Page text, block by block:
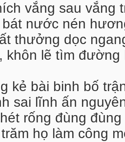
vắng sau vắng
bát nước nén
thưởng dọc
khôn lẽ tìm đường
kẻ bài binh bố
sai lĩnh ấn
rống đùng đùng
họ làm công